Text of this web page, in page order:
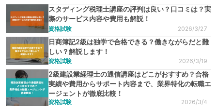
スタディング税理士講座の評判は良い？口コミは？実
際のサービス内容や費用も解説！
資格試験 2026/3/27
日商簿記2級は独学で合格できる？働きながらだと難
しい？解説します！
資格試験 2026/3/19
2級建設業経理士の通信講座はどこがおすすめ？合格
実績や費用からサポート内容まで、業界特化の転職エ
ージェントが徹底比較！
資格試験 2026/3/4